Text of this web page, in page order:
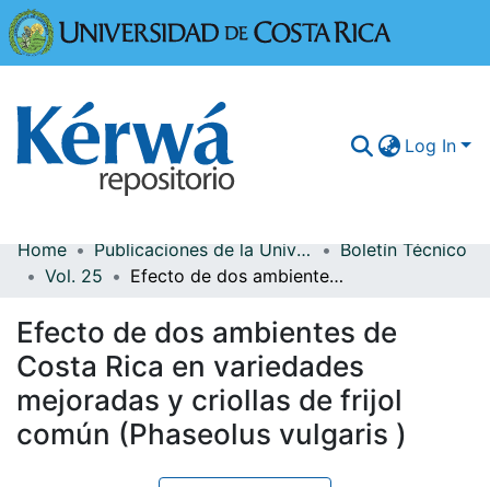
Log In
Communities & Collections
Browse Kérwá
Statistics
Home Publicaciones de la Universidad de Costa Rica
Boletín Técnico
Vol. 25
Efecto de dos ambientes de Costa Rica en variedades mejoradas y criollas de frijol común (Phaseolus vulgaris )
Efecto de dos ambientes de
Costa Rica en variedades
mejoradas y criollas de frijol
común (Phaseolus vulgaris )